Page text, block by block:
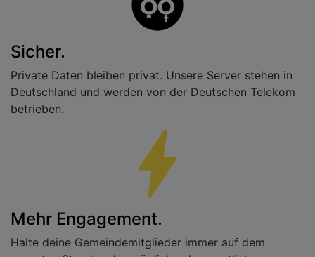
Sicher.
Private Daten bleiben privat. Unsere Server stehen in
Deutschland und werden von der Deutschen Telekom
betrieben.
Mehr Engagement.
Halte deine Gemeindemitglieder immer auf dem